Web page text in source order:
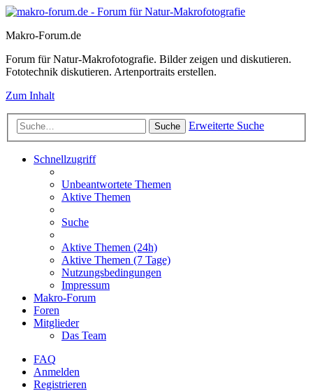
Makro-Forum.de
Forum für Natur-Makrofotografie. Bilder zeigen und diskutieren.
Fototechnik diskutieren. Artenportraits erstellen.
Zum Inhalt
Suche Erweiterte Suche
Schnellzugriff
Unbeantwortete Themen
Aktive Themen
Suche
Aktive Themen (24h)
Aktive Themen (7 Tage)
Nutzungsbedingungen
Impressum
Makro-Forum
Foren
Mitglieder
Das Team
FAQ
Anmelden
Registrieren